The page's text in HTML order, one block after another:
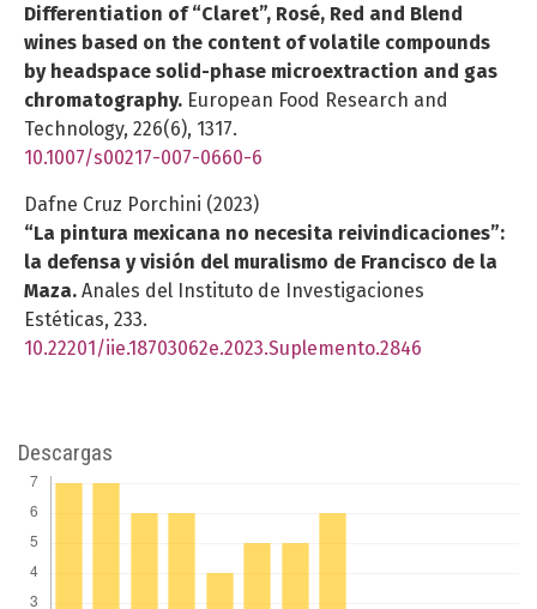
Differentiation of “Claret”, Rosé, Red and Blend
wines based on the content of volatile compounds
by headspace solid-phase microextraction and gas
chromatography. European Food Research and
Technology, 226(6), 1317.
10.1007/s00217-007-0660-6
Dafne Cruz Porchini (2023)
“La pintura mexicana no necesita reivindicaciones”:
la defensa y visión del muralismo de Francisco de la
Maza. Anales del Instituto de Investigaciones
Estéticas, 233.
10.22201/iie.18703062e.2023.Suplemento.2846
Descargas